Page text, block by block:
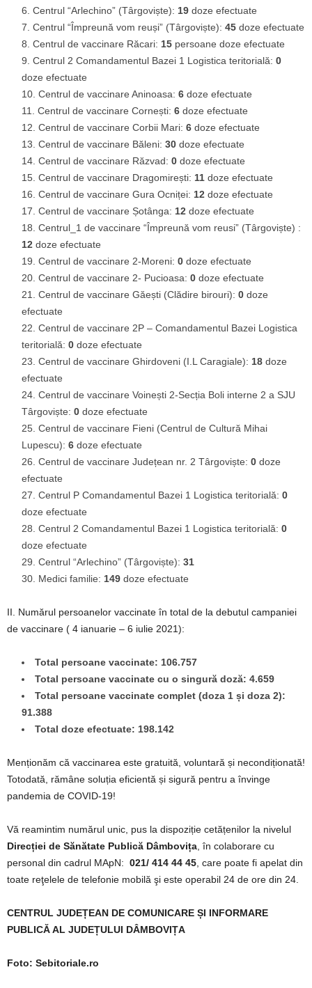
Centrul “Arlechino” (Târgoviște): 19 doze efectuate
Centrul “Împreună vom reuși” (Târgoviște): 45 doze efectuate
Centrul de vaccinare Răcari: 15 persoane doze efectuate
Centrul 2 Comandamentul Bazei 1 Logistica teritorială: 0
doze efectuate
Centrul de vaccinare Aninoasa: 6 doze efectuate
Centrul de vaccinare Cornești: 6 doze efectuate
Centrul de vaccinare Corbii Mari: 6 doze efectuate
Centrul de vaccinare Băleni: 30 doze efectuate
Centrul de vaccinare Răzvad: 0 doze efectuate
Centrul de vaccinare Dragomirești: 11 doze efectuate
Centrul de vaccinare Gura Ocniței: 12 doze efectuate
Centrul de vaccinare Șotânga: 12 doze efectuate
Centrul_1 de vaccinare “Împreună vom reusi” (Târgoviște) :
12 doze efectuate
Centrul de vaccinare 2-Moreni: 0 doze efectuate
Centrul de vaccinare 2- Pucioasa: 0 doze efectuate
Centrul de vaccinare Găești (Clădire birouri): 0 doze
efectuate
Centrul de vaccinare 2P – Comandamentul Bazei Logistica
teritorială: 0 doze efectuate
Centrul de vaccinare Ghirdoveni (I.L Caragiale): 18 doze
efectuate
Centrul de vaccinare Voinești 2-Secția Boli interne 2 a SJU
Târgoviște: 0 doze efectuate
Centrul de vaccinare Fieni (Centrul de Cultură Mihai
Lupescu): 6 doze efectuate
Centrul de vaccinare Județean nr. 2 Târgoviște: 0 doze
efectuate
Centrul P Comandamentul Bazei 1 Logistica teritorială: 0
doze efectuate
Centrul 2 Comandamentul Bazei 1 Logistica teritorială: 0
doze efectuate
Centrul “Arlechino” (Târgoviște): 31
Medici familie: 149 doze efectuate
II. Numărul persoanelor vaccinate în total de la debutul campaniei
de vaccinare ( 4 ianuarie – 6 iulie 2021):
Total persoane vaccinate: 106.757
Total persoane vaccinate cu o singură doză: 4.659
Total persoane vaccinate complet (doza 1 și doza 2):
91.388
Total doze efectuate: 198.142
Menționăm că vaccinarea este gratuită, voluntară și necondiționată!
Totodată, rămâne soluția eficientă și sigură pentru a învinge
pandemia de COVID-19!
Vă reamintim numărul unic, pus la dispoziție cetățenilor la nivelul
Direcției de Sănătate Publică Dâmbovița , în colaborare cu
personal din cadrul MApN: 021/ 414 44 45 , care poate fi apelat din
toate reţelele de telefonie mobilă şi este operabil 24 de ore din 24.
CENTRUL JUDEȚEAN DE COMUNICARE ȘI INFORMARE
PUBLICĂ AL JUDEȚULUI DÂMBOVIȚA
Foto: Sebitoriale.ro